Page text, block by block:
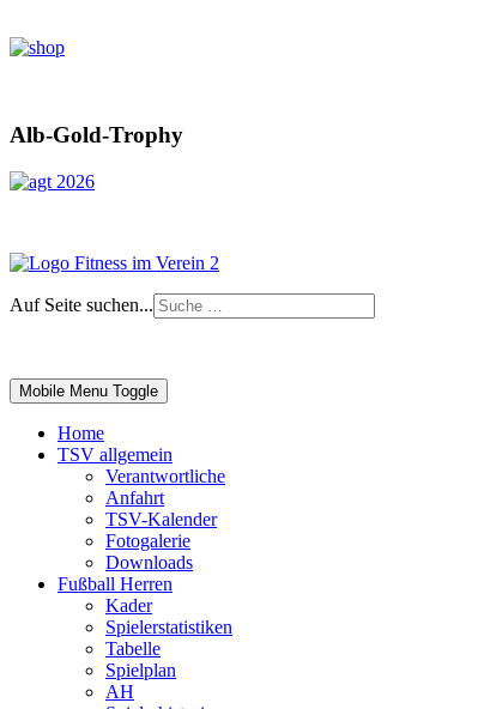
Alb-Gold-Trophy
Auf Seite suchen...
Mobile Menu Toggle
Home
TSV allgemein
Verantwortliche
Anfahrt
TSV-Kalender
Fotogalerie
Downloads
Fußball Herren
Kader
Spielerstatistiken
Tabelle
Spielplan
AH